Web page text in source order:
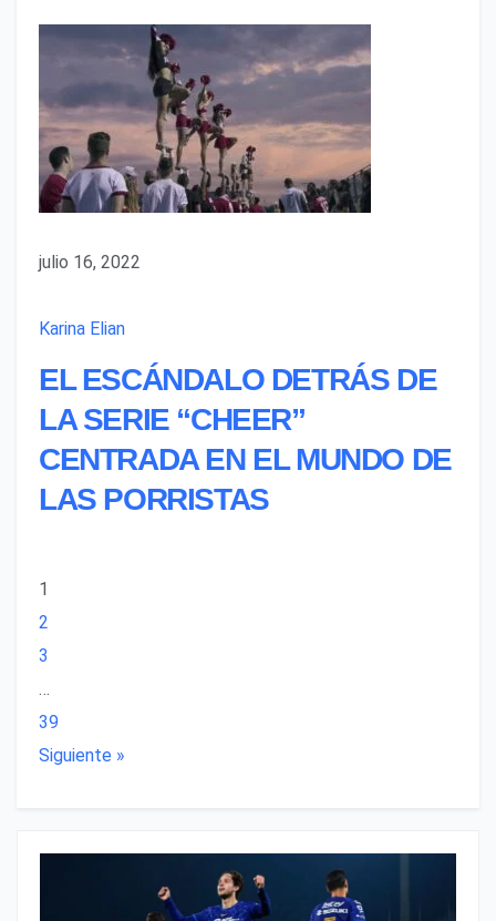
julio 16, 2022
Karina Elian
EL ESCÁNDALO DETRÁS DE
LA SERIE “CHEER”
CENTRADA EN EL MUNDO DE
LAS PORRISTAS
1
2
3
…
39
Siguiente »